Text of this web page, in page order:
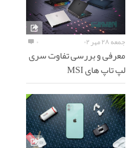
جمعه ۲۸ مهر ۰۲ ۰
معرفی و بررسی تفاوت سری
لپ تاپ های MSI